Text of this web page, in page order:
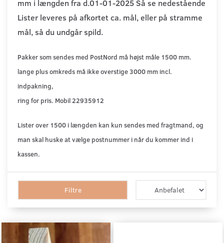
mm i længden fra d.01-01-2025 Så se nedestående
Lister leveres på afkortet ca. mål, eller på stramme
mål, så du undgår spild.
Pakker som sendes med PostNord må højst måle 1500 mm.
lange plus omkreds må ikke overstige 3000 mm incl.
indpakning,
ring for pris. Mobil 22935912
Lister over 1500 i længden kan kun sendes med fragtmand, og
man skal huske at vælge postnummer i når du kommer ind i
kassen.
Filtre